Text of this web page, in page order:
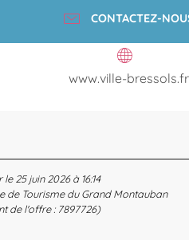
CONTACTEZ-
www.ville-bressols.fr
25 juin 2026 à 16:14
de Tourisme du Grand Montauban
de l'offre : 7897726)